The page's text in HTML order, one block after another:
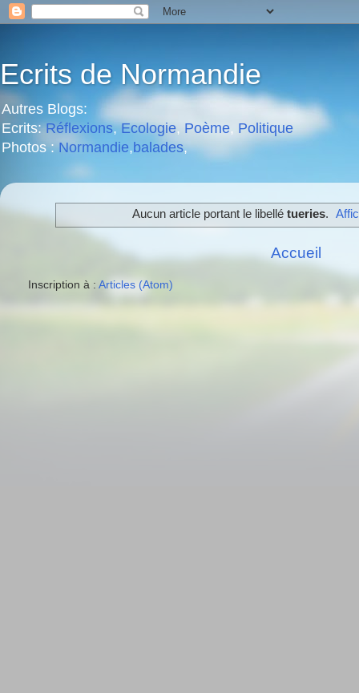
Ecrits de Normandie
Autres Blogs:
Ecrits:Réflexions,Ecologie, Poème, Politique
Photos :Normandie,balades,
Aucun article portant le libellé tueries.
Accueil
Inscription à : Articles (Atom)